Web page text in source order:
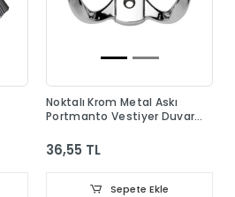
Noktalı Krom Metal Askı
Portmanto Vestiyer Duvar
36,55 TL
Sepete Ekle